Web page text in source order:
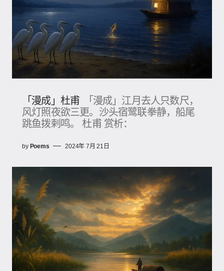
「漫成」杜甫
「漫成」江月去人只数尺，
风灯照夜欲三更。沙头宿鹭联拳静，船尾
跳鱼拨剌鸣。 杜甫 赏析：
by Poems 2024年 7月 21日